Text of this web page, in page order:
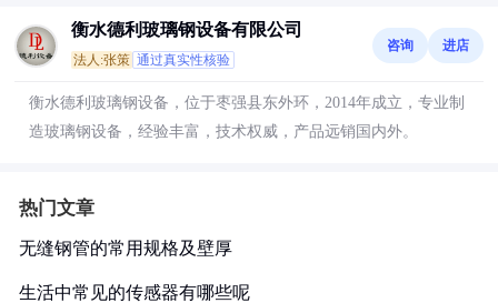
衡水德利玻璃钢设备有限公司
法人:张策 通过真实性核验
咨询 进店
衡水德利玻璃钢设备，位于枣强县东外环，2014年成立，专业制
造玻璃钢设备，经验丰富，技术权威，产品远销国内外。
热门文章
无缝钢管的常用规格及壁厚
生活中常见的传感器有哪些呢